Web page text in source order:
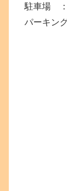
駐車場
パーキン